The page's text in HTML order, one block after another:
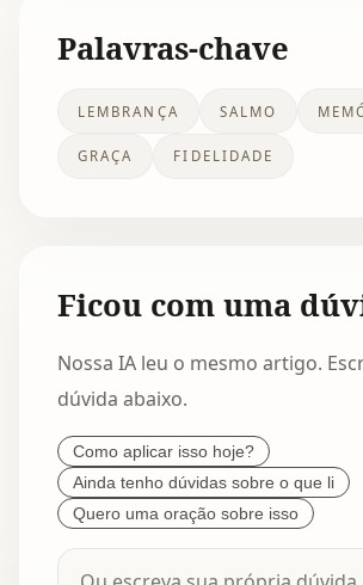
Palavras-chave
LEMBRANÇA SALMO
GRAÇA FIDELIDADE
Ficou com uma
Nossa IA leu o mesmo artigo.
dúvida abaixo.
Como aplicar isso hoje?
Ainda tenho dúvidas sobre o que li
Quero uma oração sobre isso